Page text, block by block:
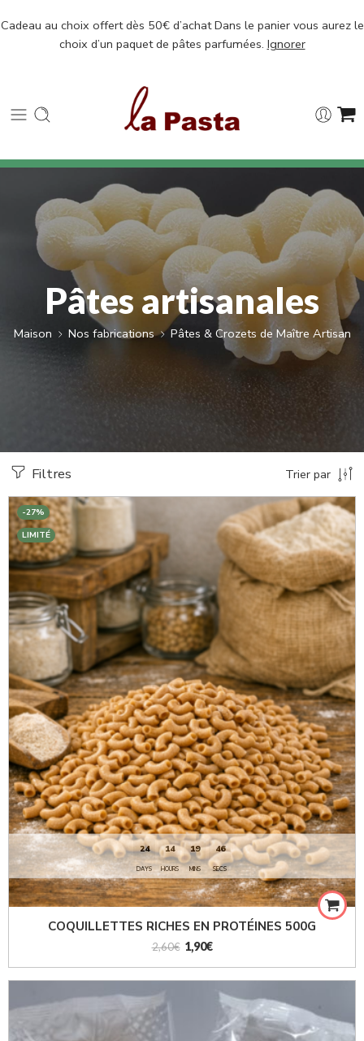
Cadeau au choix offert dès 50€ d’achat Dans le panier vous aurez le
choix d’un paquet de pâtes parfumées. Ignorer
Pâtes artisanales
Maison Nos fabrications Pâtes & Crozets de Maître Artisan
Filtres Trier par
-27%
LIMITÉ
24
DAYS
14
HOURS
19
MINS
43
SECS
COQUILLETTES RICHES EN PROTÉINES 500G
2,60€ 1,90€